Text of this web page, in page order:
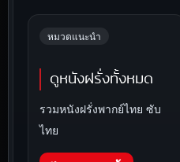
หมวดแนะนำ
ดูหนังฝรั่งทั้งหมด
รวมหนังฝรั่งพากย์ไทย ซับ
ไทย